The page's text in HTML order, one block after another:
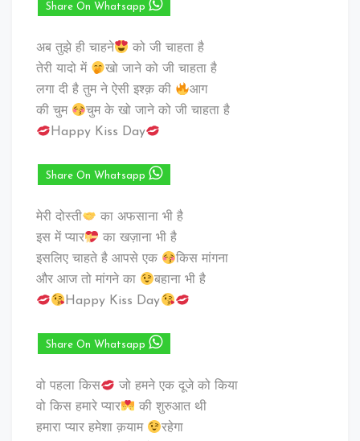
Share On Whatsapp
अब तुझे ही चाहने
को जी चाहता है
तेरी यादो में
खो जाने को जी चाहता है
लगा दी है तुम ने ऐसी इश्क़ की
आग
की चुम
चुम के खो जाने को जी चाहता है
Happy Kiss Day
Share On Whatsapp
मेरी दोस्ती
का अफसाना भी है
इस में प्यार
का खज़ाना भी है
इसलिए चाहते है आपसे एक
किस मांगना
और आज तो मांगने का
बहाना भी है
Happy Kiss Day
Share On Whatsapp
वो पहला किस
जो हमने एक दूजे को किया
वो किस हमारे प्यार
की शुरुआत थी
हमारा प्यार हमेशा क़याम
रहेगा